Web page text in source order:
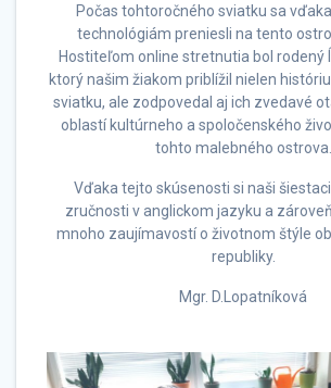
Počas tohtoročného sviatku sa
technológiám preniesli na tento
Hostiteľom online stretnutia bol rodený
ktorý našim žiakom priblížil nielen
sviatku, ale zodpovedal aj ich zvedavé
oblastí kultúrneho a spoločenského
tohto malebného ostrova.
Vďaka tejto skúsenosti si naši
zručnosti v anglickom jazyku a
mnoho zaujímavostí o životnom štýle
republiky.
Mgr. D.Lopatníková